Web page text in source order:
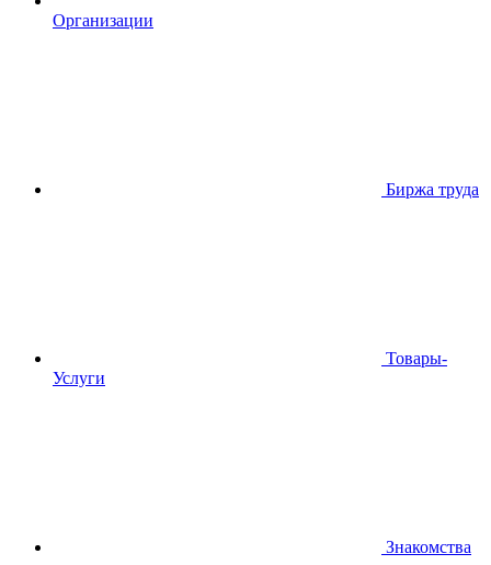
Организации
Биржа труда
Товары-
Услуги
Знакомства